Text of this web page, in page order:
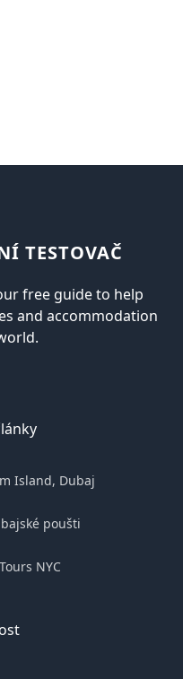
TESTOVAČ
free guide to help
and accommodation
Island, Dubaj
poušti
NYC